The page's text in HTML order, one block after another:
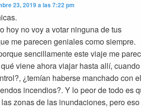
23, 2019 a las 7:22 pm
hoy no voy a votar ninguna de tus
me parecen geniales como siempre.
sencillamente este viaje me
viene ahora viajar hasta allí,
¿temían haberse manchado con
incendios?. Y lo peor de todo es
zonas de las inundaciones, pero eso